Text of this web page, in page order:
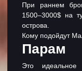
При раннем
1500–3000$ на
острова.
Кому подойдут
Парам
Это